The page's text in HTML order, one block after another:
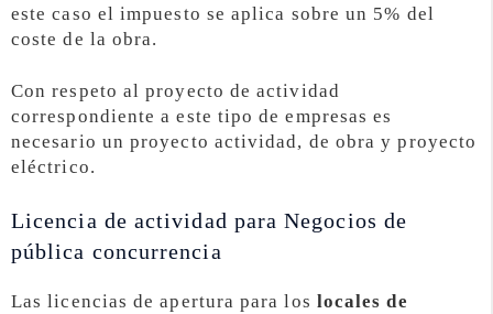
este caso el impuesto se aplica sobre un 5% del
coste de la obra.
Con respeto al proyecto de actividad
correspondiente a este tipo de empresas es
necesario un proyecto actividad, de obra y proyecto
eléctrico.
Licencia de actividad para Negocios de
pública concurrencia
Las licencias de apertura para los locales de